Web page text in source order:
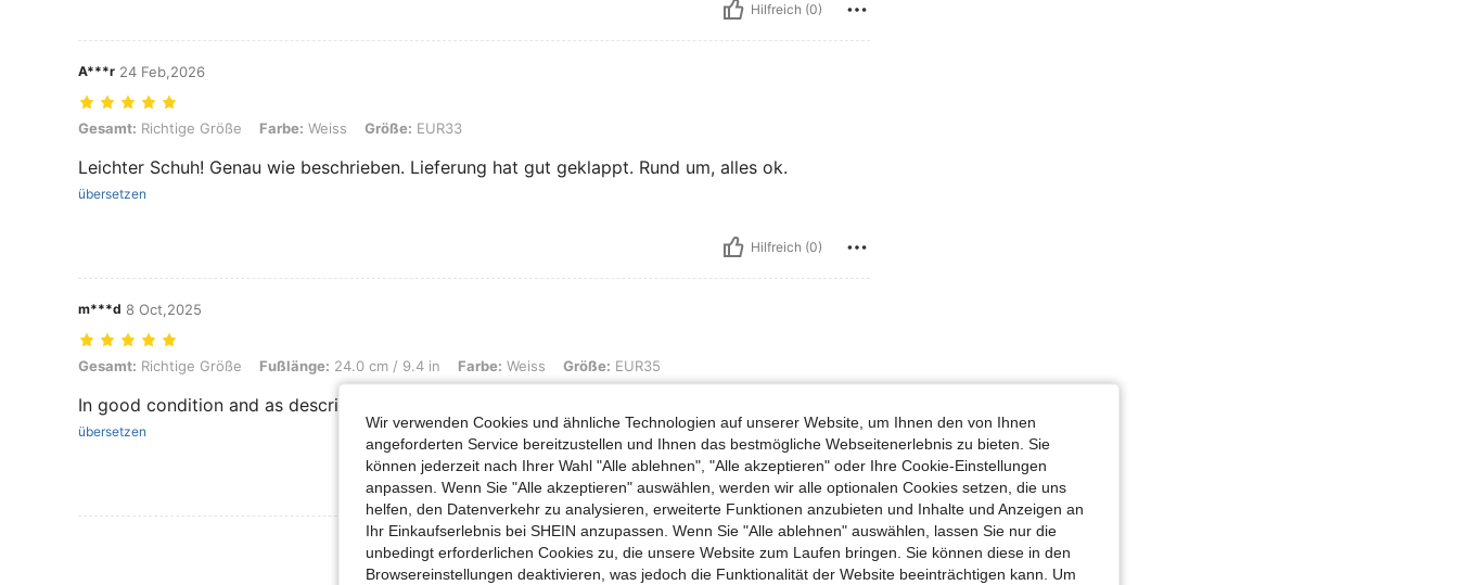
Hilfreich (0)
A***r 24 Feb,2026
Gesamt: Richtige Größe, Farbe: Weiss, Größe: EUR33
Gesamt: Richtige Größe Farbe: Weiss Größe: EUR33
Leichter Schuh! Genau wie beschrieben. Lieferung hat gut geklappt. Rund um, alles ok.
übersetzen
Hilfreich (0)
m***d 8 Oct,2025
Gesamt: Richtige Größe, Fußlänge: 24.0 cm / 9.4 in, Farbe: Weiss, Größe: EUR35
Gesamt: Richtige Größe Fußlänge: 24.0 cm / 9.4 in Farbe: Weiss Größe: EUR35
In good condition and as described
übersetzen
Hilfreich (1)
Mehr Bewertungen Ansehen
Wir verwenden Cookies und ähnliche Technologien auf unserer Website, um Ihnen den von Ihnen
angeforderten Service bereitzustellen und Ihnen das bestmögliche Webseitenerlebnis zu bieten. Sie
können jederzeit nach Ihrer Wahl "Alle ablehnen", "Alle akzeptieren" oder Ihre Cookie-Einstellungen
anpassen. Wenn Sie "Alle akzeptieren" auswählen, werden wir alle optionalen Cookies setzen, die uns
helfen, den Datenverkehr zu analysieren, erweiterte Funktionen anzubieten und Inhalte und Anzeigen an
Ihr Einkaufserlebnis bei SHEIN anzupassen. Wenn Sie "Alle ablehnen" auswählen, lassen Sie nur die
unbedingt erforderlichen Cookies zu, die unsere Website zum Laufen bringen. Sie können diese in den
Browsereinstellungen deaktivieren, was jedoch die Funktionalität der Website beeinträchtigen kann. Um